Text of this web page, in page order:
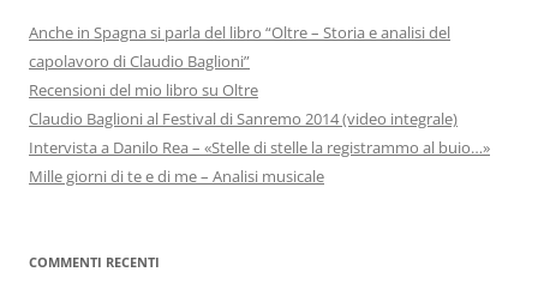
Anche in Spagna si parla del libro “Oltre – Storia e analisi del
capolavoro di Claudio Baglioni”
Recensioni del mio libro su Oltre
Claudio Baglioni al Festival di Sanremo 2014 (video integrale)
Intervista a Danilo Rea – «Stelle di stelle la registrammo al buio…»
Mille giorni di te e di me – Analisi musicale
COMMENTI RECENTI